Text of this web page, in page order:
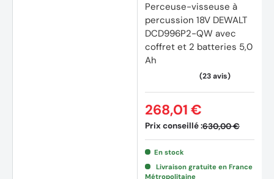
(23
Perceuse-visseuse à
percussion 18V DEWALT
DCD996P2-QW avec
coffret et 2 batteries 5,0
Ah
Prix conseillé :630,00 €
268,01 €
En stock
Livraison gratuite en France
Métropolitaine